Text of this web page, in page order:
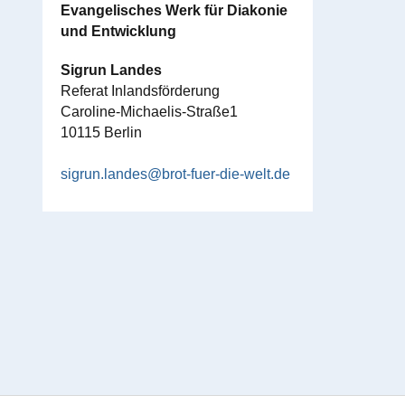
Evangelisches Werk für Diakonie
und Entwicklung
Sigrun Landes
Referat Inlandsförderung
Caroline-Michaelis-Straße1
10115 Berlin
sigrun.landes@brot-fuer-die-welt.de